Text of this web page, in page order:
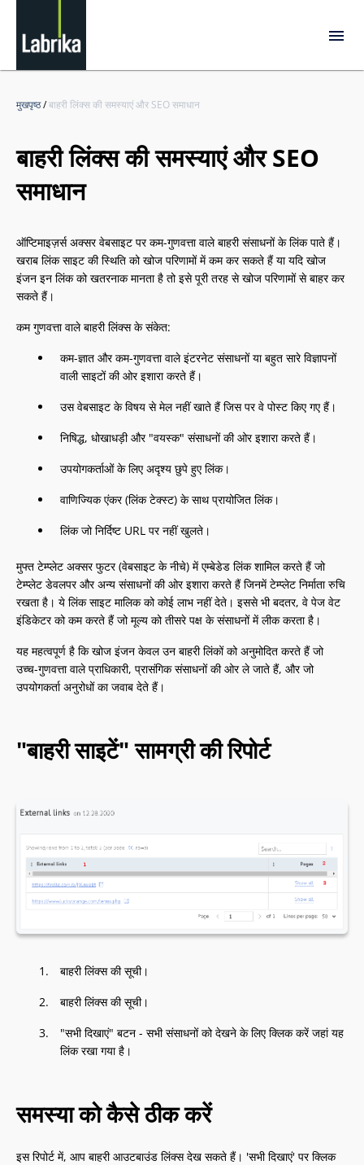
मुखपृष्ठ/बाहरी लिंक्स की समस्याएं और SEO समाधान
बाहरी लिंक्स की समस्याएं और SEO
समाधान
ऑप्टिमाइज़र्स अक्सर वेबसाइट पर कम-गुणवत्ता वाले बाहरी संसाधनों के लिंक पाते हैं।
खराब लिंक साइट की स्थिति को खोज परिणामों में कम कर सकते हैं या यदि खोज
इंजन इन लिंक को खतरनाक मानता है तो इसे पूरी तरह से खोज परिणामों से बाहर कर
सकते हैं।
कम गुणवत्ता वाले बाहरी लिंक्स के संकेत:
कम-ज्ञात और कम-गुणवत्ता वाले इंटरनेट संसाधनों या बहुत सारे विज्ञापनों
वाली साइटों की ओर इशारा करते हैं।
उस वेबसाइट के विषय से मेल नहीं खाते हैं जिस पर वे पोस्ट किए गए हैं।
निषिद्ध, धोखाधड़ी और "वयस्क" संसाधनों की ओर इशारा करते हैं।
उपयोगकर्ताओं के लिए अदृश्य छुपे हुए लिंक।
वाणिज्यिक एंकर (लिंक टेक्स्ट) के साथ प्रायोजित लिंक।
लिंक जो निर्दिष्ट URL पर नहीं खुलते।
मुफ्त टेम्प्लेट अक्सर फुटर (वेबसाइट के नीचे) में एम्बेडेड लिंक शामिल करते हैं जो
टेम्प्लेट डेवलपर और अन्य संसाधनों की ओर इशारा करते हैं जिनमें टेम्प्लेट निर्माता रुचि
रखता है। ये लिंक साइट मालिक को कोई लाभ नहीं देते। इससे भी बदतर, वे पेज वेट
इंडिकेटर को कम करते हैं जो मूल्य को तीसरे पक्ष के संसाधनों में लीक करता है।
यह महत्वपूर्ण है कि खोज इंजन केवल उन बाहरी लिंकों को अनुमोदित करते हैं जो
उच्च-गुणवत्ता वाले प्राधिकारी, प्रासंगिक संसाधनों की ओर ले जाते हैं, और जो
उपयोगकर्ता अनुरोधों का जवाब देते हैं।
"बाहरी साइटें" सामग्री की रिपोर्ट
बाहरी लिंक्स की सूची।
बाहरी लिंक्स की सूची।
"सभी दिखाएं" बटन - सभी संसाधनों को देखने के लिए क्लिक करें जहां यह
लिंक रखा गया है।
समस्या को कैसे ठीक करें
इस रिपोर्ट में, आप बाहरी आउटबाउंड लिंक्स देख सकते हैं। 'सभी दिखाएं' पर क्लिक